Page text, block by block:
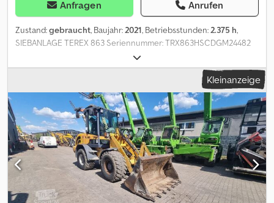
Anfragen Anrufen
Zustand:gebraucht, Baujahr:2021, Betriebsstunden:2.375 h,
SIEBANLAGE TEREX 863 Seriennummer: TRX863HSCDGM24482
Baujahr: 2021 - Betriebsstunden: 2.375 h Gewicht: 18.300 kg
Kabelsteuerung Siebkasten: 2.760 x 1.220 mm Aufgabebunker: ca.
5 m³ Siebdecks: 2 Hauptförderband: 1.000 mm Seitenbänder: 650
mm Dsdpfx Anozq Iykomjwa Arbeitsmaße: 12.100 mm x 14.100 mm
Transportmaße: Länge: 9.600 mm Breite: 2.550 mm Höhe: 3.100 mm
Änderungen, Zwischenverkauf und Irrtümer sind ausdrücklich
vorbehalten. Die Beschreibung dient der allgemeinen
Identifizierung des Fahrzeuges und stellt keine Gewährleistung
im kaufrechtlichen Sinne dar. Ausschlaggebend ist die
Beschreibung gemäß Kaufvertrag. Unser Angebot ist generell
ohne neue TÜV-Abnahme. Falls neue TÜV-Abnahme erwünscht,
unterbreiten wir Ihnen gerne ein Angebot unserer
Kleinanzeige